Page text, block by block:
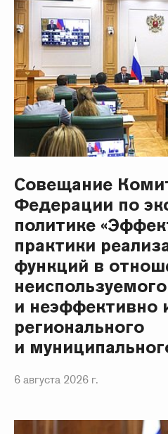
Совещание
Федерации по
политике
практики
функций в
неиспользуемого
и неэффективно
регионального
и
6 августа 2026 г.